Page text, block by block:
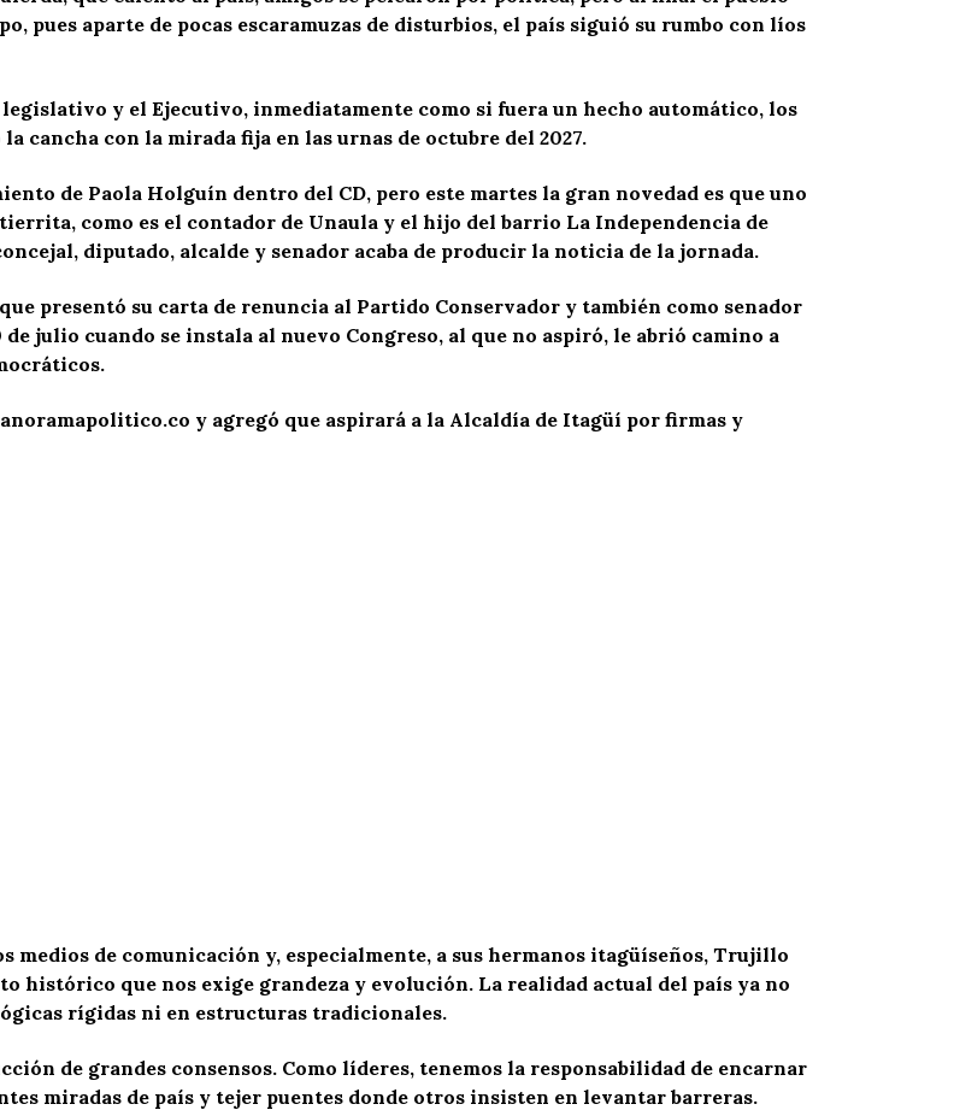
pues aparte de pocas escaramuzas de disturbios, el país siguió su rumbo con líos
y el Ejecutivo, inmediatamente como si fuera un hecho automático, los
cancha con la mirada fija en las urnas de octubre del 2027.
de Paola Holguín dentro del CD, pero este martes la gran novedad es que uno
como es el contador de Unaula y el hijo del barrio La Independencia de
diputado, alcalde y senador acaba de producir la noticia de la jornada.
presentó su carta de renuncia al Partido Conservador y también como senador
julio cuando se instala al nuevo Congreso, al que no aspiró, le abrió camino a
y agregó que aspirará a la Alcaldía de Itagüí por firmas y
medios de comunicación y, especialmente, a sus hermanos itagüíseños, Trujillo
histórico que nos exige grandeza y evolución. La realidad actual del país ya no
rígidas ni en estructuras tradicionales.
de grandes consensos. Como líderes, tenemos la responsabilidad de encarnar
miradas de país y tejer puentes donde otros insisten en levantar barreras.